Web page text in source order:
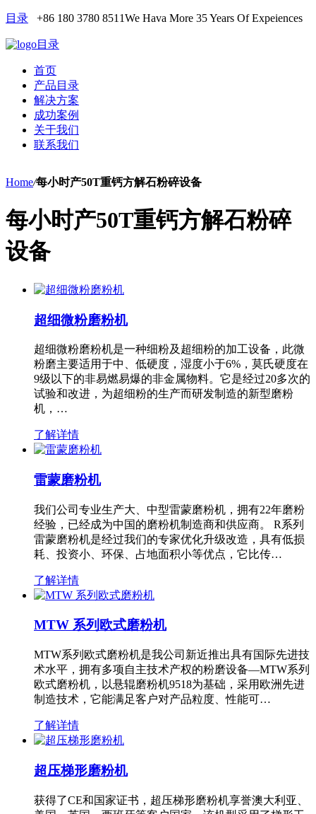
目录 +86 180 3780 8511We Hava More 35 Years Of Expeiences
目录
首页
产品目录
解决方案
成功案例
关于我们
联系我们
Home/每小时产50T重钙方解石粉碎设备
每小时产50T重钙方解石粉碎
设备
超细微粉磨粉机
超细微粉磨粉机是一种细粉及超细粉的加工设备，此微
粉磨主要适用于中、低硬度，湿度小于6%，莫氏硬度在
9级以下的非易燃易爆的非金属物料。它是经过20多次的
试验和改进，为超细粉的生产而研发制造的新型磨粉
机，…
了解详情
雷蒙磨粉机
我们公司专业生产大、中型雷蒙磨粉机，拥有22年磨粉
经验，已经成为中国的磨粉机制造商和供应商。 R系列
雷蒙磨粉机是经过我们的专家优化升级改造，具有低损
耗、投资小、环保、占地面积小等优点，它比传…
了解详情
MTW 系列欧式磨粉机
MTW系列欧式磨粉机是我公司新近推出具有国际先进技
术水平，拥有多项自主技术产权的粉磨设备—MTW系列
欧式磨粉机，以悬辊磨粉机9518为基础，采用欧洲先进
制造技术，它能满足客户对产品粒度、性能可…
了解详情
超压梯形磨粉机
获得了CE和国家证书，超压梯形磨粉机享誉澳大利亚、